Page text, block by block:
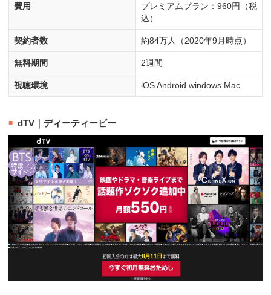
費用
プレミアムプラン：960円（税
込）
契約者数 約84万人（2020年9月時点）
無料期間 2週間
視聴環境 iOS Android windows Mac
dTV｜ディーティービー